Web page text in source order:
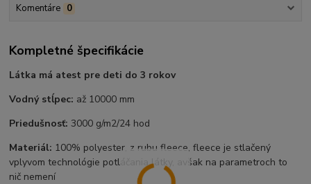
Komentáre 0
Kompletné špecifikácie
Látka má atest pre deti do 3 rokov
Vodný stĺpec: až 10000 mm
Priedušnosť: 3000 g/m2/24 hod
Materiál: 100% polyester, z rubu fleece, fleece je stlačený
vplyvom technológie potláčania látky, avšak na parametroch to
nič nemení